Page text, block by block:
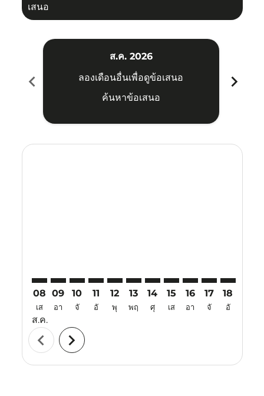
เสนอ
chevron_left
ส.ค. 2026
ลองเดือนอื่นเพื่อดูข้อเสนอ
ค้นหาข้อเสนอ
chevron_right
08
เส
ส.ค.
09
อา
10
จั
11
อั
12
พุ
13
พฤ
14
ศุ
15
เส
16
อา
17
จั
18
อั
chevron_left chevron_right